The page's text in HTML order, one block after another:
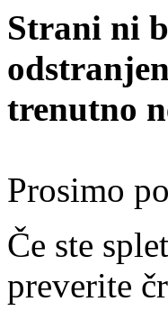
Strani ni
trenutno
Prosimo
Če ste
preverite